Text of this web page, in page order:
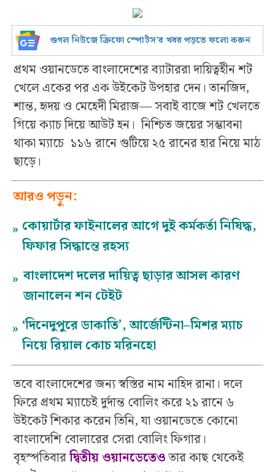
গুগল নিউজে ক্রিফো স্পোর্টস’র খবর পড়তে ফলো করুন
প্রথম ওয়ানডেতে বাংলাদেশের ব্যাটাররা দায়িত্বহীন শট
খেলে একের পর এক উইকেট উপহার দেন। তানজিদ,
শান্ত, হৃদয় ও মেহেদী মিরাজ— সবাই বাজে শট খেলতে
গিয়ে ক্যাচ দিয়ে আউট হন। নিশ্চিত জয়ের সম্ভাবনা
থাকা ম্যাচে ১১৬ রানে গুটিয়ে ২৫ রানের হার নিয়ে মাঠ
ছাড়ে।
আরও পড়ুন:
» কোয়ার্টার ফাইনালের আগে দুই কর্মকর্তা নিষিদ্ধ,
ফিফার সিদ্ধান্তে রহস্য
» বাংলাদেশ দলের দায়িত্ব ছাড়ার আসল কারণ
জানালেন শন টেইট
» ‘দিনেদুপুরে ডাকাতি’, আর্জেন্টিনা–মিশর ম্যাচ
নিয়ে রিয়াল কোচ মরিনহো
তবে বাংলাদেশের জন্য স্বস্তির নাম নাহিদ রানা। দলে
ফিরে প্রথম ম্যাচেই দুর্দান্ত বোলিং করে ২১ রানে ৬
উইকেট শিকার করেন তিনি, যা ওয়ানডেতে কোনো
বাংলাদেশি বোলারের সেরা বোলিং ফিগার।
বৃহস্পতিবারদ্বিতীয় ওয়ানডেতেওতার কাছ থেকেই